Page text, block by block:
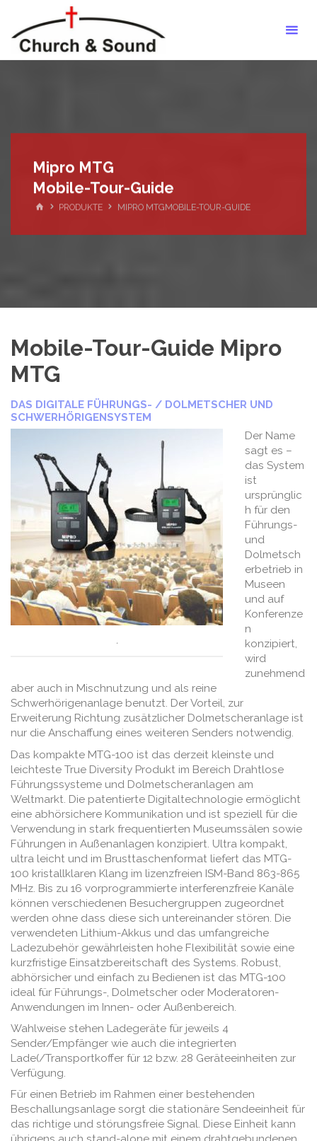
springen
Mipro MTG
Mobile-Tour-Guide
STARTPRODUKTE MIPRO MTGMOBILE-TOUR-GUIDE
Mobile-Tour-Guide Mipro
MTG
DAS DIGITALE FÜHRUNGS- / DOLMETSCHER UND
SCHWERHÖRIGENSYSTEM
.
Der Name
sagt es –
das System
ist
ursprünglic
h für den
Führungs-
und
Dolmetsch
erbetrieb in
Museen
und auf
Konferenze
n
konzipiert,
wird
zunehmend
aber auch in Mischnutzung und als reine
Schwerhörigenanlage benutzt. Der Vorteil, zur
Erweiterung Richtung zusätzlicher Dolmetscheranlage ist
nur die Anschaffung eines weiteren Senders notwendig.
Das kompakte MTG-100 ist das derzeit kleinste und
leichteste True Diversity Produkt im Bereich Drahtlose
Führungssysteme und Dolmetscheranlagen am
Weltmarkt. Die patentierte Digitaltechnologie ermöglicht
eine abhörsichere Kommunikation und ist speziell für die
Verwendung in stark frequentierten Museumssälen sowie
Führungen in Außenanlagen konzipiert. Ultra kompakt,
ultra leicht und im Brusttaschenformat liefert das MTG-
100 kristallklaren Klang im lizenzfreien ISM-Band 863-865
MHz. Bis zu 16 vorprogrammierte interferenzfreie Kanäle
können verschiedenen Besuchergruppen zugeordnet
werden ohne dass diese sich untereinander stören. Die
verwendeten Lithium-Akkus und das umfangreiche
Ladezubehör gewährleisten hohe Flexibilität sowie eine
kurzfristige Einsatzbereitschaft des Systems. Robust,
abhörsicher und einfach zu Bedienen ist das MTG-100
ideal für Führungs-, Dolmetscher oder Moderatoren-
Anwendungen im Innen- oder Außenbereich.
Wahlweise stehen Ladegeräte für jeweils 4
Sender/Empfänger wie auch die integrierten
Lade(/Transportkoffer für 12 bzw. 28 Geräteeinheiten zur
Verfügung.
Für einen Betrieb im Rahmen einer bestehenden
Beschallungsanlage sorgt die stationäre Sendeeinheit für
das richtige und störungsfreie Signal. Diese Einheit kann